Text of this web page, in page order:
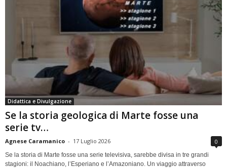
Didattica e Divulgazione
Se la storia geologica di Marte fosse una
serie tv…
Agnese Caramanico - 17 Luglio 2026 0
Se la storia di Marte fosse una serie televisiva, sarebbe divisa in tre grandi
stagioni: il Noachiano, l’Esperiano e l’Amazoniano. Un viaggio attraverso